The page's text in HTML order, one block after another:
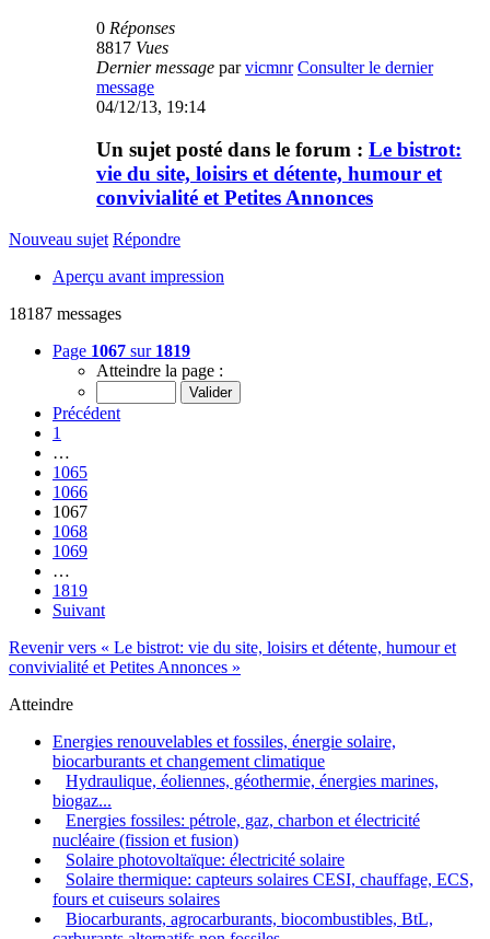
0 Réponses
8817 Vues
Dernier message parvicmnr Consulter le dernier
message
04/12/13, 19:14
Un sujet posté dans le forum : Le bistrot:
vie du site, loisirs et détente, humour et
convivialité et Petites Annonces
Nouveau sujet Répondre
Aperçu avant impression
18187 messages
Page 1067 sur 1819
Atteindre la page :
Précédent
1
…
1065
1066
1067
1068
1069
…
1819
Suivant
Revenir vers « Le bistrot: vie du site, loisirs et détente, humour et
convivialité et Petites Annonces »
Atteindre
Energies renouvelables et fossiles, énergie solaire,
biocarburants et changement climatique
Hydraulique, éoliennes, géothermie, énergies marines,
biogaz...
Energies fossiles: pétrole, gaz, charbon et électricité
nucléaire (fission et fusion)
Solaire photovoltaïque: électricité solaire
Solaire thermique: capteurs solaires CESI, chauffage, ECS,
fours et cuiseurs solaires
Biocarburants, agrocarburants, biocombustibles, BtL,